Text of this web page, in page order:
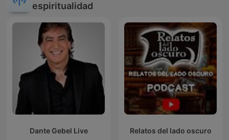
espiritualidad
Dante Gebel Live Relatos del lado oscuro